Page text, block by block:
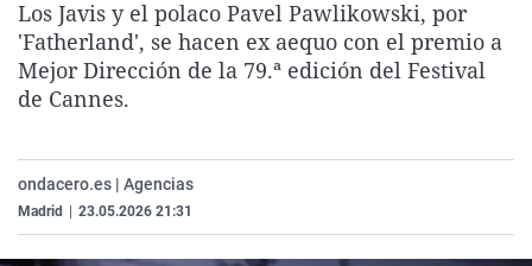
La rosa de los vientos
Gente viajera
Caso
Retornados
Extremadura
Galicia
Virales
Televisión
Los Javis y el polaco Pavel Pawlikowski, por
'Fatherland', se hacen ex aequo con el premio a
Mejor Dirección de la 79.ª edición del Festival
de Cannes.
ondacero.es | Agencias
Madrid 23.05.2026 21:31